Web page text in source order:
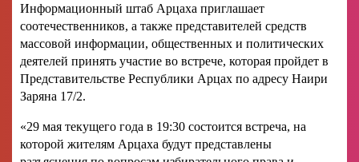
Информационный штаб Арцаха приглашает
соотечественников, а также представителей средств
массовой информации, общественных и политических
деятелей принять участие во встрече, которая пройдет в
Представительстве Республики Арцах по адресу Наири
Заряна 17/2.
«29 мая текущего года в 19:30 состоится встреча, на
которой жителям Арцаха будут представлены